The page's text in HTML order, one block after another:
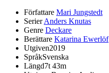
Författare Mari Jungstedt
Serier Anders Knutas
Genre Deckare
Berättare Katarina Ewerlöf
Utgiven2019
SpråkSvenska
Längd7t 43m